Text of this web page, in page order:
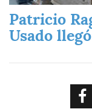
Patricio
Usado